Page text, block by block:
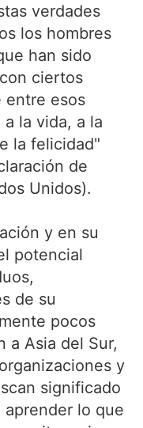
verdades
los hombres
han sido
ciertos
entre esos
la vida, a la
la felicidad"
de
Unidos).
y en su
potencial
de su
pocos
a Asia del Sur,
y
significado
lo que